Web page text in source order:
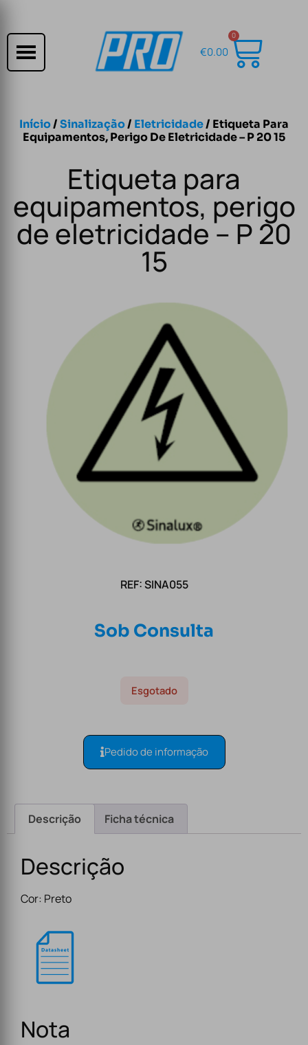
€0.00
0
Início/Sinalização/ Eletricidade/ Etiqueta Para
Equipamentos, Perigo De Eletricidade – P 20 15
Etiqueta para
equipamentos, perigo
de eletricidade – P 20
15
REF: SINA055
Sob Consulta
Esgotado
Pedido de informação
Descrição Ficha técnica
Descrição
Cor: Preto
Nota